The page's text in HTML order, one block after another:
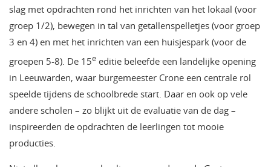
slag met opdrachten rond het inrichten van het lokaal (voor
groep 1/2), bewegen in tal van getallenspelletjes (voor groep
3 en 4) en met het inrichten van een huisjespark (voor de
groepen 5-8). De 15e editie beleefde een landelijke opening
in Leeuwarden, waar burgemeester Crone een centrale rol
speelde tijdens de schoolbrede start. Daar en ook op vele
andere scholen – zo blijkt uit de evaluatie van de dag –
inspireerden de opdrachten de leerlingen tot mooie
producties.